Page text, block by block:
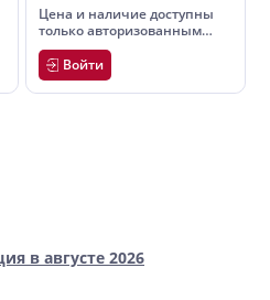
Цена и наличие доступны
только авторизованным
пользователям
Войти
в августе 2026